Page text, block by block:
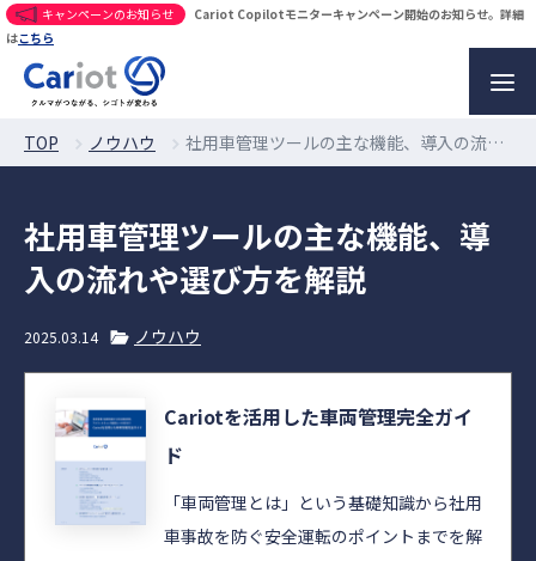
キャンペーンのお知らせ
Cariot Copilotモニターキャンペーン開始のお知らせ。詳細
はこちら
TOP ノウハウ 社用車管理ツールの主な機能、導入の流れや選び方を解説
社用車管理ツールの主な機能、導
入の流れや選び方を解説
2025.03.14 ノウハウ
Cariotを活用した車両管理完全ガイ
ド
「車両管理とは」という基礎知識から社用
車事故を防ぐ安全運転のポイントまでを解